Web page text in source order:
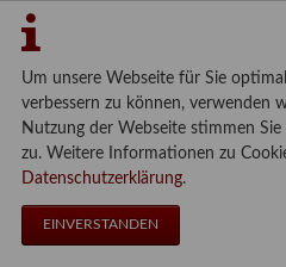
Um unsere Webseite für Sie
verbessern zu können, verwenden
Nutzung der Webseite stimmen
zu. Weitere Informationen zu
Datenschutzerklärung.
EINVERSTANDEN